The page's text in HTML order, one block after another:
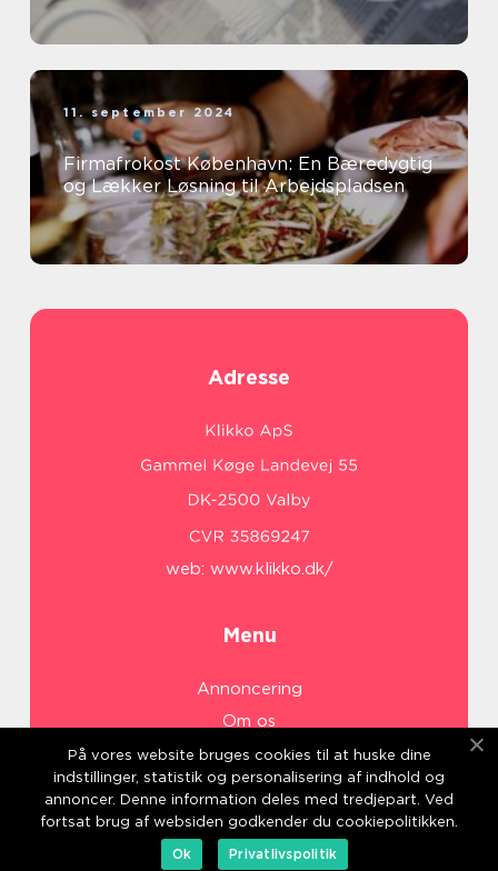
11. september 2024
Firmafrokost København: En Bæredygtig
og Lækker Løsning til Arbejdspladsen
Adresse
web: www.klikko.dk/
Menu
Annoncering
Om os
Cookies
Kontakt os
Sitemap
På vores website bruges cookies til at huske dine
indstillinger, statistik og personalisering af indhold og
annoncer. Denne information deles med tredjepart. Ved
fortsat brug af websiden godkender du cookiepolitikken.
Ok
Privatlivspolitik